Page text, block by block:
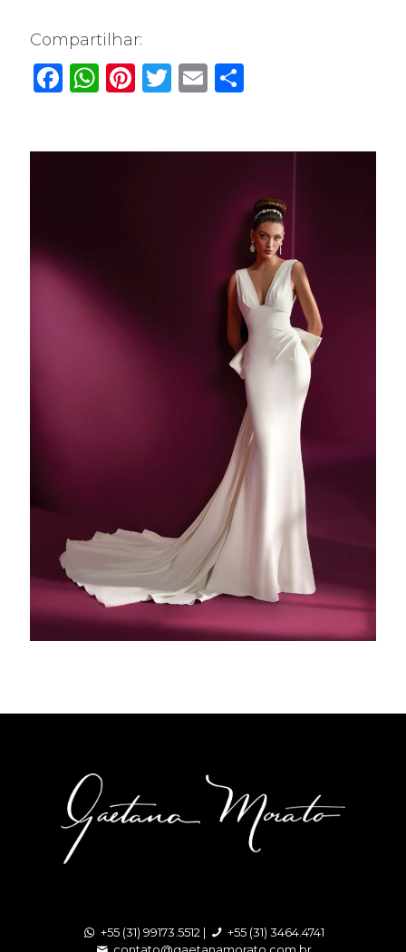
Compartilhar:
Facebook
WhatsApp
Pinterest
Twitter
Email
+55 (31) 99173.5512 |
+55 (31) 3464.4741